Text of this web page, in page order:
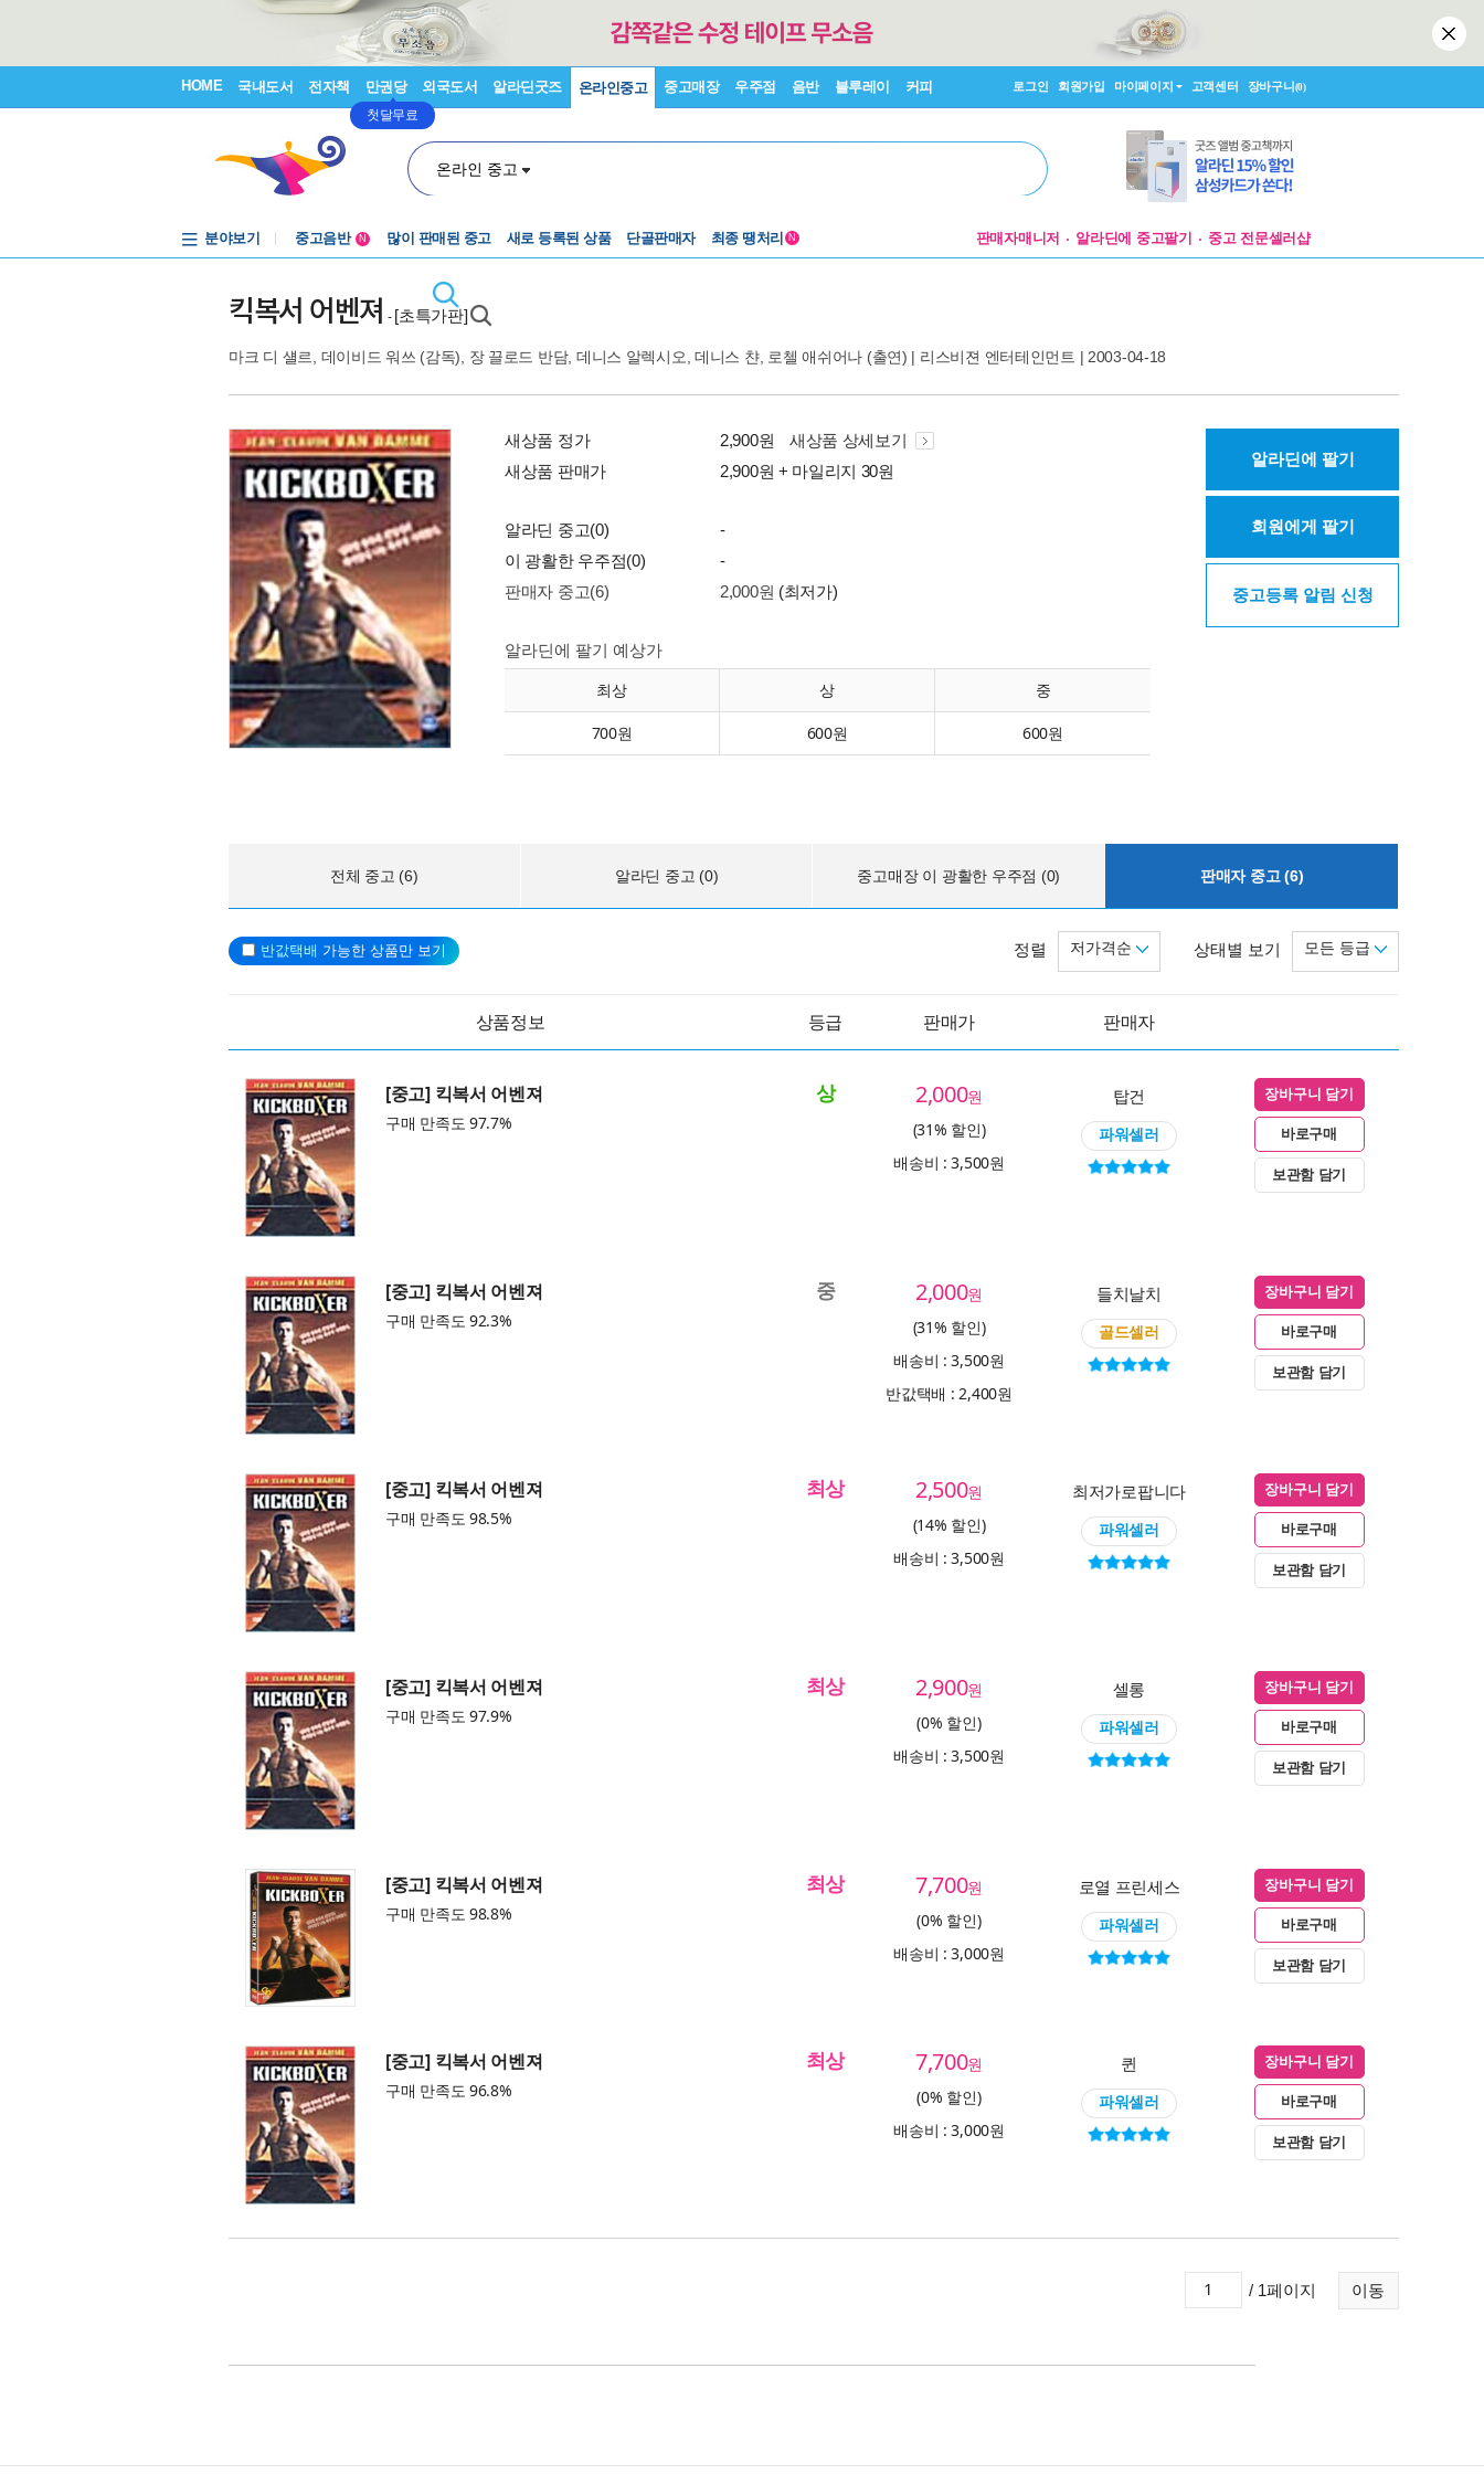
HOME 국내도서 전자책 만권당
첫달무료
외국도서 알라딘굿즈 온라인중고 중고매장 우주점 음반 블루레이 커피 로그인 회원가입 마이페이지 고객센터 장바구니(0)
온라인 중고
분야보기
중고음반
중고음반
N 많이 판매된 중고 새로 등록된 상품 단골판매자 최종 땡처리 N 판매자매니저 알라딘에 중고팔기 중고 전문셀러샵
킥복서 어벤져 - [초특가판]
마크 디 섈르 데이비드 워쓰 (감독), 장 끌로드 반담, 데니스 알렉시오 ,데니스 챤, 로첼 애쉬어나 (출연) | 리스비젼 엔터테인먼트 | 2003-04-18
새상품 정가 2,900원
새상품 상세보기
새상품 판매가
2,900원 + 마일리지 30원
알라딘 중고(0)
-
이 광활한 우주점(0)
-
판매자 중고(6)
2,000원 (최저가)
알라딘에 팔기 예상가
최상 상 중
700원 600원 600원
알라딘에 팔기
회원에게 팔기
중고등록 알림 신청
전체 중고 (6) 알라딘 중고 (0) 중고매장 이 광활한 우주점 (0) 판매자 중고 (6)
반값택배 가능한 상품만 보기 상태별 보기 모든 등급
정렬 저가격순
상품정보 등급 판매가 판매자
[중고] 킥복서 어벤져
구매 만족도 97.7%
상 2,000원
(31% 할인)
배송비 : 3,500원
탑건
파워셀러
장바구니 담기
바로구매
보관함 담기
[중고] 킥복서 어벤져
구매 만족도 92.3%
중 2,000원
(31% 할인)
배송비 : 3,500원
반값택배 : 2,400원
들치날치
골드셀러
장바구니 담기
바로구매
보관함 담기
[중고] 킥복서 어벤져
구매 만족도 98.5%
최상 2,500원
(14% 할인)
배송비 : 3,500원
최저가로팝니다
파워셀러
장바구니 담기
바로구매
보관함 담기
[중고] 킥복서 어벤져
구매 만족도 97.9%
최상 2,900원
(0% 할인)
배송비 : 3,500원
셀롱
파워셀러
장바구니 담기
바로구매
보관함 담기
[중고] 킥복서 어벤져
구매 만족도 98.8%
최상 7,700원
(0% 할인)
배송비 : 3,000원
로열 프린세스
파워셀러
장바구니 담기
바로구매
보관함 담기
[중고] 킥복서 어벤져
구매 만족도 96.8%
최상 7,700원
(0% 할인)
배송비 : 3,000원
퀸
파워셀러
장바구니 담기
바로구매
보관함 담기
이동
/ 1페이지